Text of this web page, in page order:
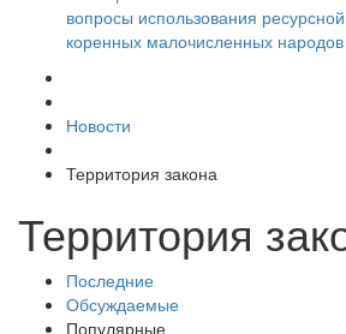
вопросы использования
коренных малочисленных
Новости
Территория закона
Территория
Последние
Обсуждаемые
Популярные